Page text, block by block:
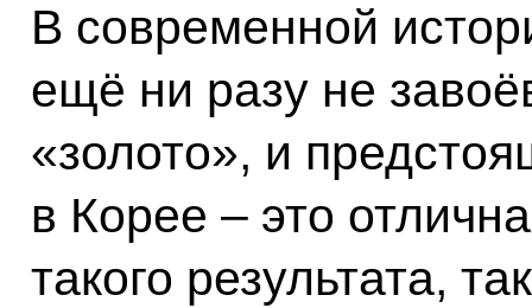
В современной
ещё ни разу не
«золото», и
в Корее – это
такого результата,